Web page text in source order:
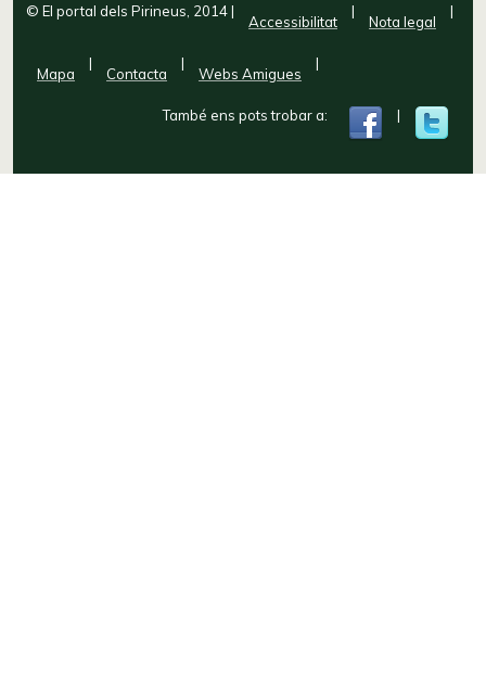
© El portal dels Pirineus, 2014|
Accessibilitat
|
Nota legal
|
Mapa
|
Contacta
|
Webs Amigues
|
També ens pots trobar a: |